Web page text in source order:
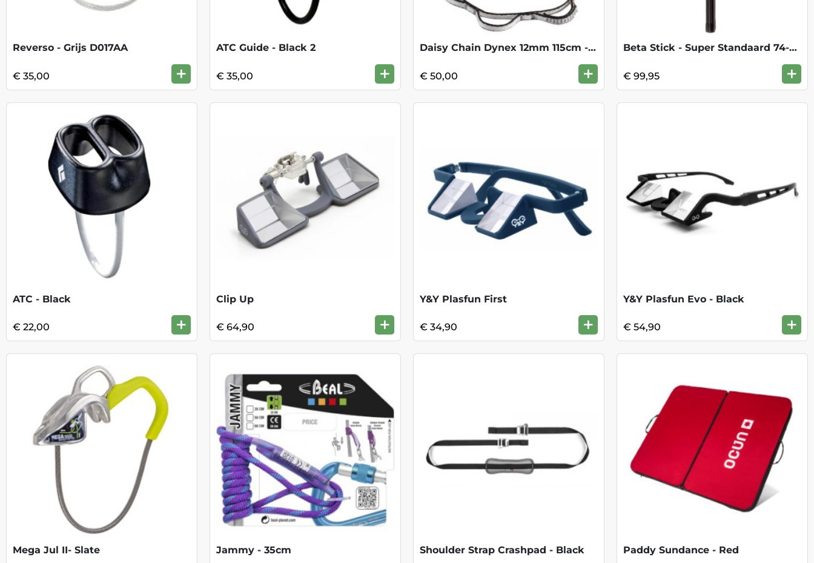
Reverso - Grijs D017AA
€ 35,00 +
ATC Guide - Black 2
€ 35,00 +
Daisy Chain Dynex 12mm 115cm -Black
€ 50,00 +
Beta Stick - Super Standaard 74-374cm
€ 99,95 +
ATC - Black
€ 22,00 +
Clip Up
€ 64,90 +
Y&Y Plasfun First
€ 34,90 +
Y&Y Plasfun Evo - Black
€ 54,90 +
Mega Jul II- Slate Jammy - 35cm Shoulder Strap Crashpad - Black Paddy Sundance - Red